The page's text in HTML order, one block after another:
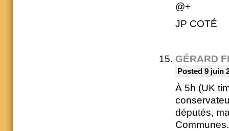
@+
JP COTÉ
GÉRARD
Posted 9 juin
À 5h (UK
députés,